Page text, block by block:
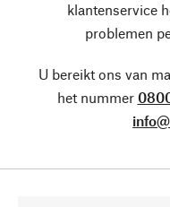
klantenservice
problemen
U bereikt ons van
het nummer